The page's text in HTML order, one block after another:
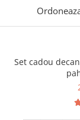
Set cadou